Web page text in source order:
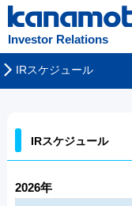
Investor Relations
IRスケジュール
IRスケジュール
2026年